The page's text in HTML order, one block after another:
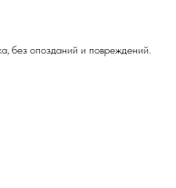
без опозданий и повреждений.